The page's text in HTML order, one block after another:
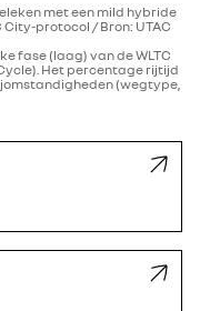
met een mild hybride
protocol / Bron: UTAC
fase (laag) van de WLTC
Het percentage rijtijd
(wegtype,